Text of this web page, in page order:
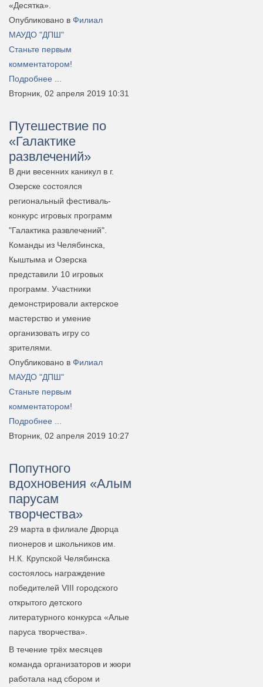
«Десятка».
Опубликовано в Филиал
МАУДО "ДПШ"
Станьте первым
комментатором!
Подробнее ...
Вторник, 02 апреля 2019 10:31
Путешествие по
«Галактике
развлечений»
В дни весенних каникул в г.
Озерске состоялся
региональный фестиваль-
конкурс игровых программ
"Галактика развлечений".
Команды из Челябинска,
Кыштыма и Озерска
представили 10 игровых
программ. Участники
демонстрировали актерское
мастерство и умение
организовать игру со
зрителями.
Опубликовано в Филиал
МАУДО "ДПШ"
Станьте первым
комментатором!
Подробнее ...
Вторник, 02 апреля 2019 10:27
Попутного
вдохновения «Алым
парусам
творчества»
29 марта в филиале Дворца
пионеров и школьников им.
Н.К. Крупской Челябинска
состоялось награждение
победителей VIII городского
открытого детского
литературного конкурса «Алые
паруса творчества».
В течение трёх месяцев
команда организаторов и жюри
работала над сбором и